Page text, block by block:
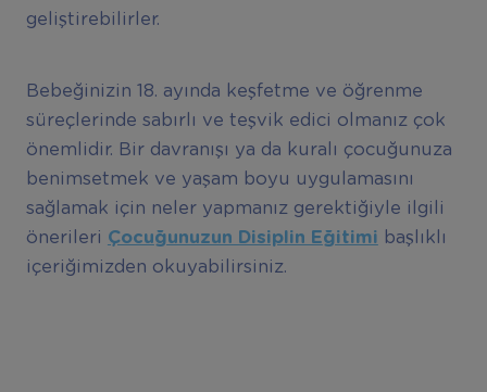
geliştirebilirler.
Bebeğinizin 18. ayında keşfetme ve öğrenme
süreçlerinde sabırlı ve teşvik edici olmanız çok
önemlidir. Bir davranışı ya da kuralı çocuğunuza
benimsetmek ve yaşam boyu uygulamasını
sağlamak için neler yapmanız gerektiğiyle ilgili
önerileri Çocuğunuzun Disiplin Eğitimi başlıklı
içeriğimizden okuyabilirsiniz.